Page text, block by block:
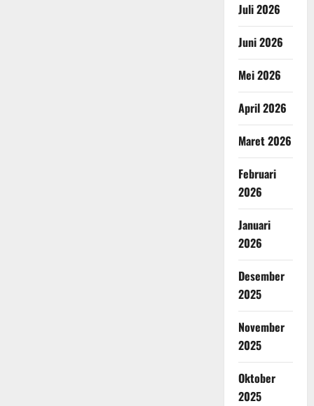
Juli 2026
Juni 2026
Mei 2026
April 2026
Maret 2026
Februari
2026
Januari
2026
Desember
2025
November
2025
Oktober
2025